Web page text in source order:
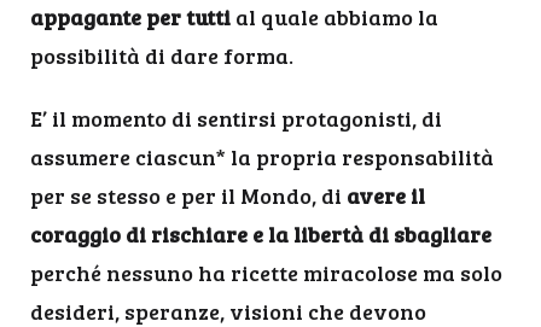
appagante per tutti al quale abbiamo la
possibilità di dare forma.
E’ il momento di sentirsi protagonisti, di
assumere ciascun* la propria responsabilità
per se stesso e per il Mondo, di avere il
coraggio di rischiare e la libertà di sbagliare
perché nessuno ha ricette miracolose ma solo
desideri, speranze, visioni che devono